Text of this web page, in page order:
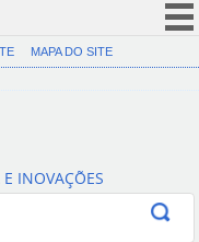
(COVID-19)
Canais
MAPA DO SITE
INOVAÇÕES